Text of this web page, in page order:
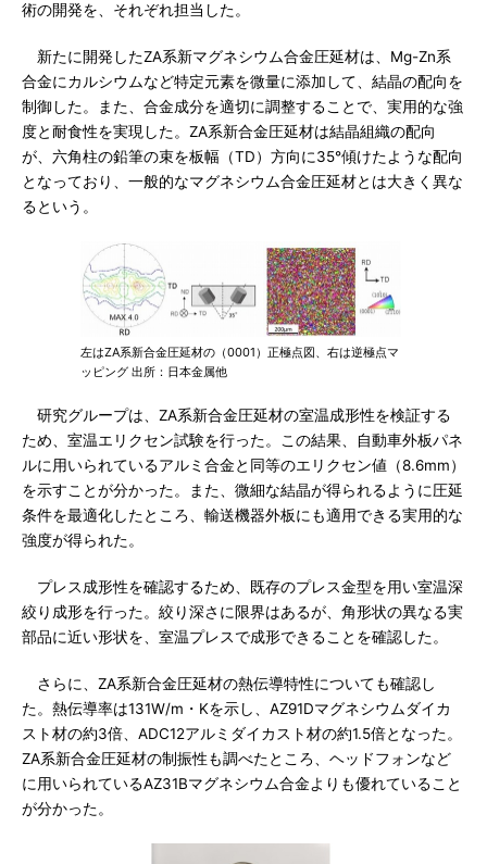
術の開発を、それぞれ担当した。
新たに開発したZA系新マグネシウム合金圧延材は、Mg-Zn系
合金にカルシウムなど特定元素を微量に添加して、結晶の配向を
制御した。また、合金成分を適切に調整することで、実用的な強
度と耐食性を実現した。ZA系新合金圧延材は結晶組織の配向
が、六角柱の鉛筆の束を板幅（TD）方向に35°傾けたような配向
となっており、一般的なマグネシウム合金圧延材とは大きく異な
るという。
左はZA系新合金圧延材の（0001）正極点図、右は逆極点マ
ッピング 出所：日本金属他
研究グループは、ZA系新合金圧延材の室温成形性を検証する
ため、室温エリクセン試験を行った。この結果、自動車外板パネ
ルに用いられているアルミ合金と同等のエリクセン値（8.6mm）
を示すことが分かった。また、微細な結晶が得られるように圧延
条件を最適化したところ、輸送機器外板にも適用できる実用的な
強度が得られた。
プレス成形性を確認するため、既存のプレス金型を用い室温深
絞り成形を行った。絞り深さに限界はあるが、角形状の異なる実
部品に近い形状を、室温プレスで成形できることを確認した。
さらに、ZA系新合金圧延材の熱伝導特性についても確認し
た。熱伝導率は131W/m・Kを示し、AZ91Dマグネシウムダイカ
スト材の約3倍、ADC12アルミダイカスト材の約1.5倍となった。
ZA系新合金圧延材の制振性も調べたところ、ヘッドフォンなど
に用いられているAZ31Bマグネシウム合金よりも優れていること
が分かった。